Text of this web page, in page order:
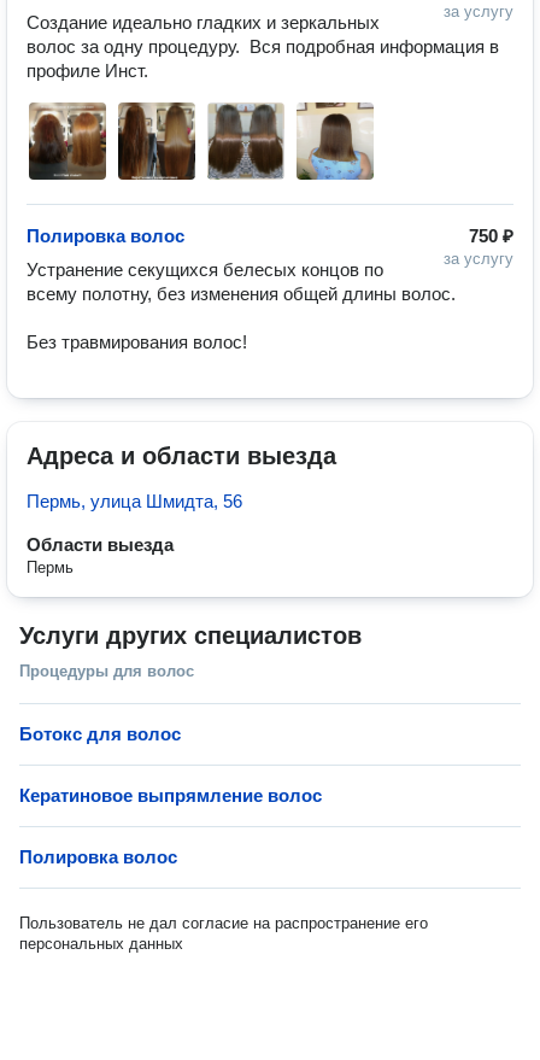
за услугу
Создание идеально гладких и зеркальных
волос за одну процедуру.  Вся подробная информация в
профиле Инст.
750 ₽
за услугу
Полировка волос
Устранение секущихся белесых концов по
всему полотну, без изменения общей длины волос.
Без травмирования волос!
Адреса и области выезда
Пермь, улица Шмидта, 56
Области выезда
Пермь
Услуги других специалистов
Процедуры для волос
Ботокс для волос
Кератиновое выпрямление волос
Полировка волос
Пользователь не дал согласие на распространение его
персональных данных